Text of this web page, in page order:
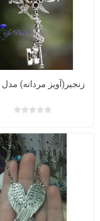
زنجیر(آویز مردانه) مدل 9053